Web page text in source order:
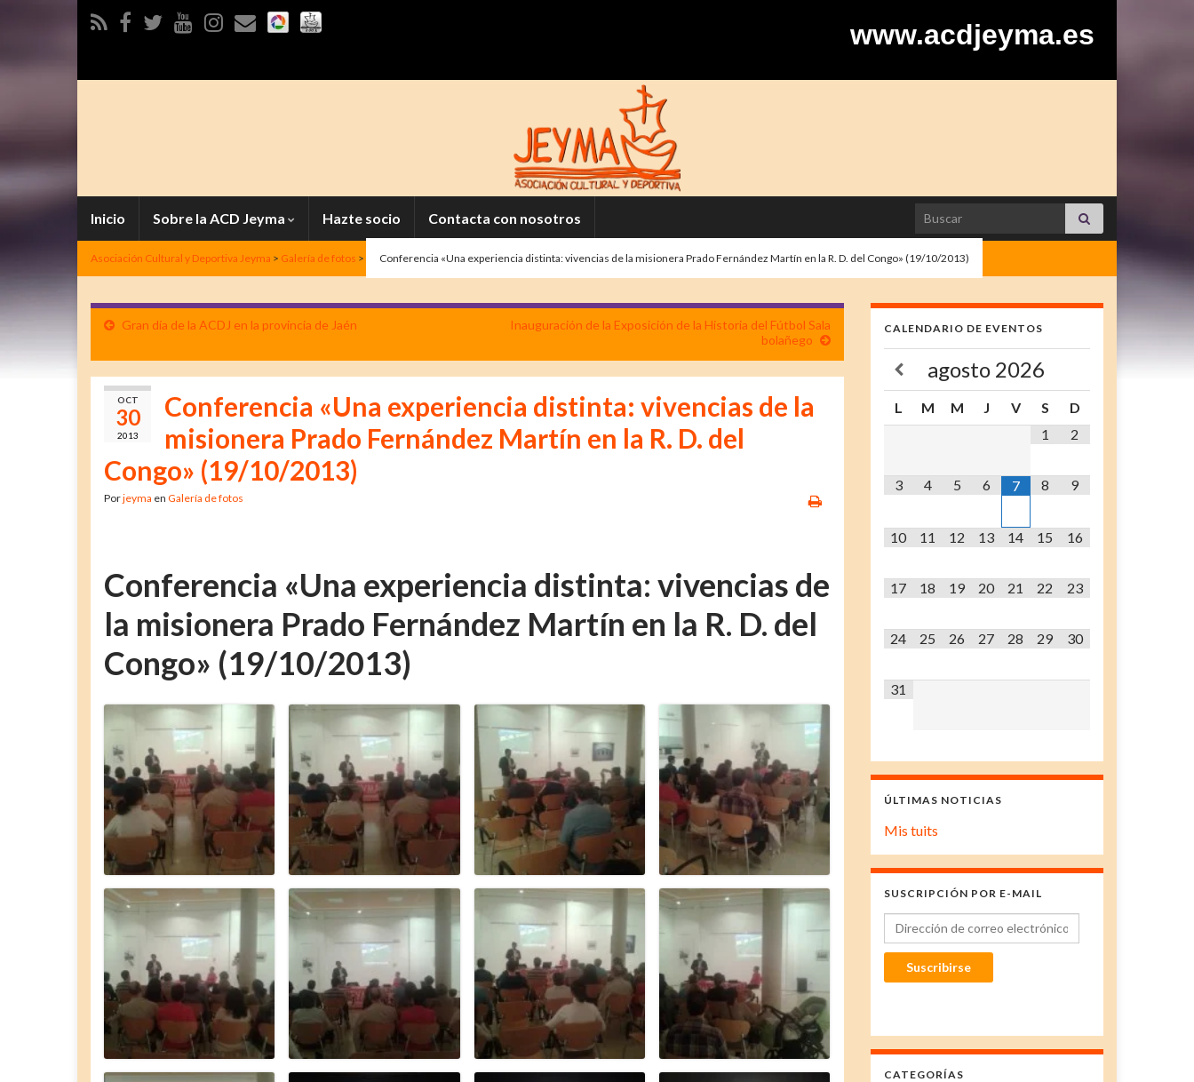
www.acdjeyma.es
Inicio Sobre la ACD Jeyma Hazte socio Contacta con nosotros Search for:
Asociación Cultural y Deportiva Jeyma > Galería de fotos > Conferencia «Una experiencia distinta: vivencias de la misionera Prado Fernández Martín en la R. D. del Congo» (19/10/2013)
Gran día de la ACDJ en la provincia de Jaén
Inauguración de la Exposición de la Historia del Fútbol Sala
bolañego
OCT
30
2013
Conferencia «Una experiencia distinta: vivencias de la
misionera Prado Fernández Martín en la R. D. del
Congo» (19/10/2013)
Porjeyma en Galería de fotos
Conferencia «Una experiencia distinta: vivencias de
la misionera Prado Fernández Martín en la R. D. del
Congo» (19/10/2013)
CALENDARIO DE EVENTOS
agosto 2026
L M M J V S
D
1
2
3 4 5 6 7 8 9
10 11 12 13 14 15 16
17 18 19 20 21 22 23
24 25 26 27 28 29 30
31
ÚLTIMAS NOTICIAS
Mis tuits
SUSCRIPCIÓN POR E-MAIL
Dirección de correo electrónico
Suscribirse
CATEGORÍAS